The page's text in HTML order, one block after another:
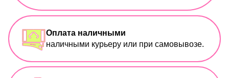
Оплата наличными
наличными курьеру или при самовывозе.